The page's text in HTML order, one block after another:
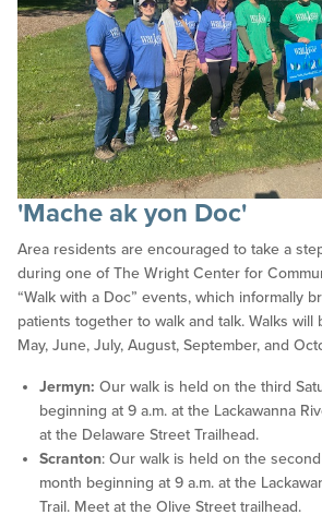
'Mache ak yon Doc'
Area residents are encouraged to take a
during one of The Wright Center for
“Walk with a Doc” events, which informally
patients together to walk and talk. Walks will
May, June, July, August, September, and
Jermyn: Our walk is held on the third
beginning at 9 a.m. at the Lackawanna
at the Delaware Street Trailhead.
Scranton: Our walk is held on the
month beginning at 9 a.m. at the
Trail. Meet at the Olive Street trailhead.